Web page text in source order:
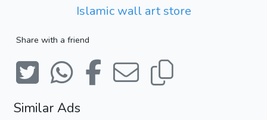
Islamic wall art store
Share with a friend
Similar Ads